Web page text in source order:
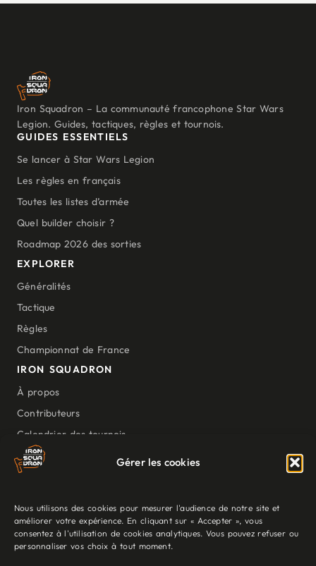
Gérer les cookies
Nous utilisons des cookies pour mesurer l'audience de notre site et
améliorer votre expérience. En cliquant sur « Accepter », vous
consentez à l'utilisation de cookies analytiques. Vous pouvez refuser ou
personnaliser vos choix à tout moment.
Iron Squadron – La communauté francophone Star Wars
Legion. Guides, tactiques, règles et tournois.
GUIDES ESSENTIELS
Se lancer à Star Wars Legion
Les règles en français
Toutes les listes d’armée
Quel builder choisir ?
Roadmap 2026 des sorties
EXPLORER
Généralités
Tactique
Règles
Championnat de France
IRON SQUADRON
À propos
Contributeurs
Calendrier des tournois
Nos outils
Ressources